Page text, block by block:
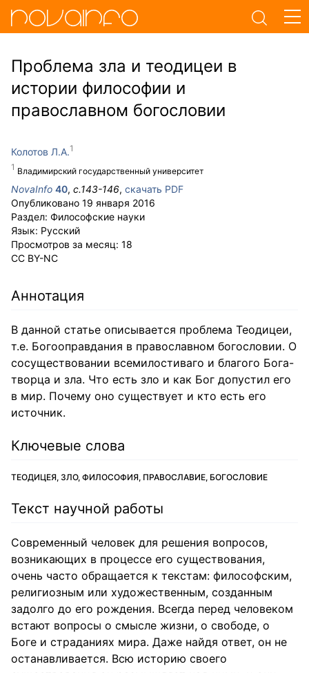
Проблема зла и теодицеи в
истории философии и
православном богословии
Колотов Л.А.
Владимирский государственный университет
NovaInfo 40, с.143-146, скачать PDF
Опубликовано 19 января 2016
Раздел: Философские науки
Язык: Русский
Просмотров за месяц: 18
CC BY-NC
Аннотация
В данной статье описывается проблема Теодицеи,
т.е. Богооправдания в православном богословии. О
сосуществовании всемилостиваго и благого Бога-
творца и зла. Что есть зло и как Бог допустил его
в мир. Почему оно существует и кто есть его
источник.
Ключевые слова
ТЕОДИЦЕЯ, ЗЛО, ФИЛОСОФИЯ, ПРАВОСЛАВИЕ, БОГОСЛОВИЕ
Текст научной работы
Современный человек для решения вопросов,
возникающих в процессе его существования,
очень часто обращается к текстам: философским,
религиозным или художественным, созданным
задолго до его рождения. Всегда перед человеком
встают вопросы о смысле жизни, о свободе, о
Боге и страданиях мира. Даже найдя ответ, он не
останавливается. Всю историю своего